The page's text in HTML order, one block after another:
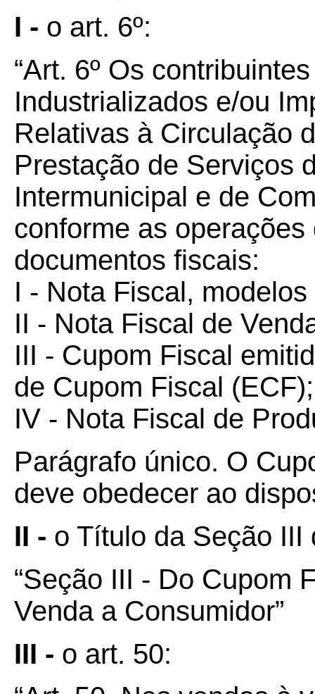
I - o art. 6º:
“Art. 6º Os
Industrializados e/ou
Relativas à Circulação
Prestação de Serviços
Intermunicipal e de
conforme as
documentos fiscais:
I - Nota Fiscal,
II - Nota Fiscal de
III - Cupom Fiscal
de Cupom Fiscal (ECF);
IV - Nota Fiscal de
Parágrafo único. O
deve obedecer ao
II - o Título da Seção III
“Seção III - Do Cupom
Venda a Consumidor”
III - o art. 50: